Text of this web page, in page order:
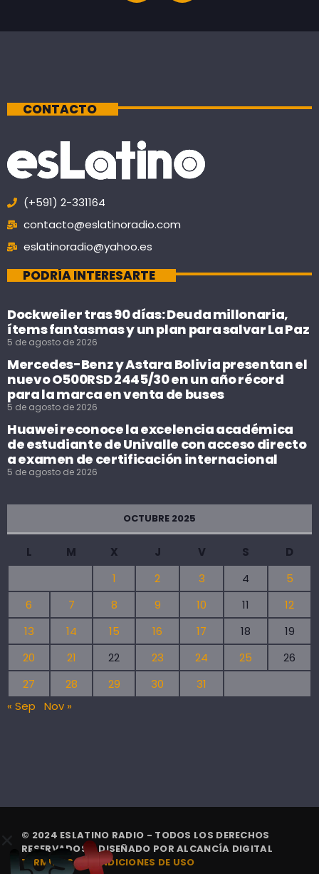
CONTACTO
(+591) 2-331164
contacto@eslatinoradio.com
eslatinoradio@yahoo.es
PODRÍA INTERESARTE
Dockweiler tras 90 días: Deuda millonaria,
ítems fantasmas y un plan para salvar La Paz
5 de agosto de 2026
Mercedes-Benz y Astara Bolivia presentan el
nuevo O500RSD 2445/30 en un año récord
para la marca en venta de buses
5 de agosto de 2026
Huawei reconoce la excelencia académica
de estudiante de Univalle con acceso directo
a examen de certificación internacional
5 de agosto de 2026
OCTUBRE 2025
L M X J V S
D
1
2 3 4
5
6
7 8 9 10 11
12
13
14 15 16 17 18
19
20
21 22 23 24 25
26
27
28 29 30
31
« Sep
Nov »
© 2024 ESLATINO RADIO - TODOS LOS DERECHOS
RESERVADOS. | DISEÑADO PORALCANCÍA DIGITAL
TÉRMINOS Y CONDICIONES DE USO